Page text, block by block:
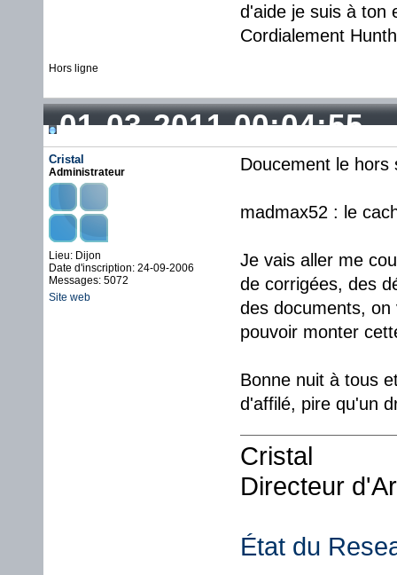
d'aide je suis à ton
Cordialement
Hors ligne
01-03-2011 00:04:55
Cristal
Administrateur
Lieu: Dijon
Date d'inscription: 24-09-2006
Messages: 5072
Site web
Doucement le
madmax52 : le
Je vais aller me
de corrigées, des
des documents,
pouvoir monter
Bonne nuit à tous
d'affilé, pire qu'un
Cristal
Directeur
État du